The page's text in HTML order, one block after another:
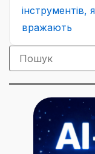
інструментів,
вражають